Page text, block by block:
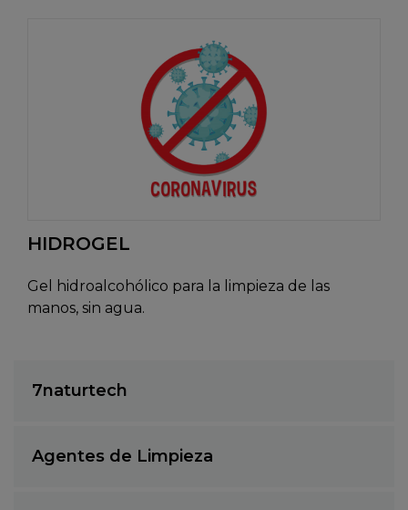
HIDROGEL
Gel hidroalcohólico para la limpieza de las
manos, sin agua.
7naturtech
Agentes de Limpieza